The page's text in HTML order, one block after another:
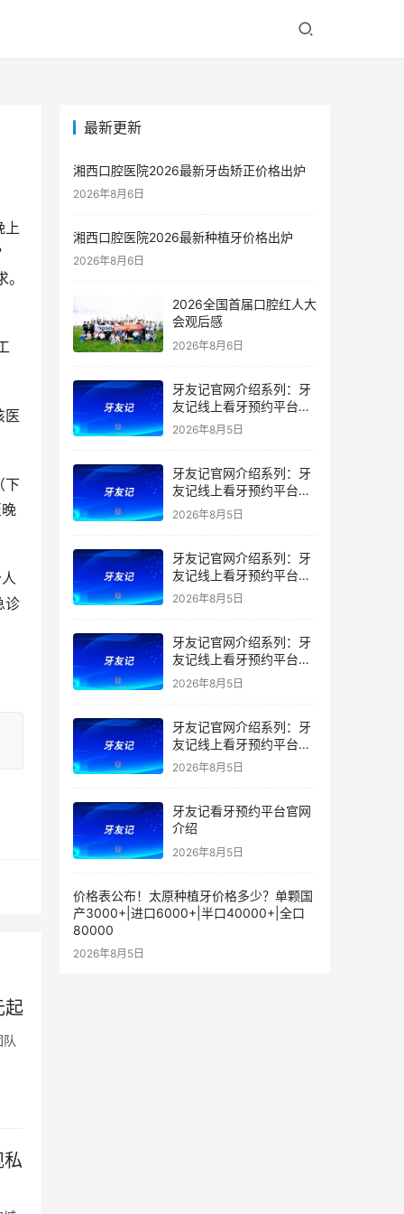
上
诊
起
最新更新
湘西口腔医院2026最新牙齿矫正价格出炉
2026年8月6日
湘西口腔医院2026最新种植牙价格出炉
2026年8月6日
2026全国首届口腔红人大
会观后感
2026年8月6日
牙友记官网介绍系列：牙
友记线上看牙预约平台是
干什么的？靠谱吗？
2026年8月5日
牙友记官网介绍系列：牙
友记线上看牙预约平台让
看牙不再靠运气
2026年8月5日
牙友记官网介绍系列：牙
友记线上看牙预约平台打
破口腔行业专业壁垒新手
2026年8月5日
牙友记官网介绍系列：牙
友记线上看牙预约平台落
地同城就诊经验打破未知
2026年8月5日
牙友记官网介绍系列：牙
友记线上看牙预约平台的
优势在哪里？
2026年8月5日
牙友记看牙预约平台官网
介绍
2026年8月5日
价格表公布！太原种植牙价格多少？单颗国
产3000+|进口6000+|半口40000+|全口
80000
2026年8月5日